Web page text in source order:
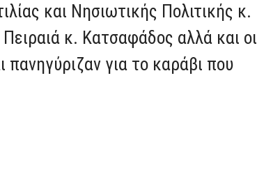
και Νησιωτικής Πολιτικής κ.
κ. Κατσαφάδος αλλά και οι
πανηγύριζαν για το καράβι που